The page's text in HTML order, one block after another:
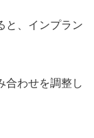
と、インプラン
合わせを調整し